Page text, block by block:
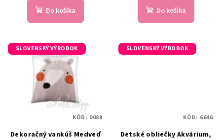
Do košíka Do košíka
SLOVENSKÝ VÝROBOK
Dekoračný vankúš Medveď
KÓD: 0088
SLOVENSKÝ VÝROBOK
Detské obliečky Akvárium,
KÓD: 6646